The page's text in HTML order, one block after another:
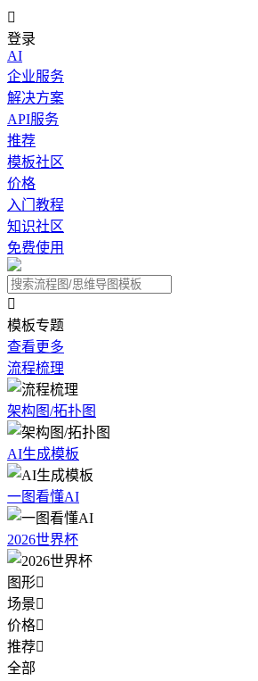

登录
AI
企业服务
解决方案
API服务
推荐
模板社区
价格
入门教程
知识社区
免费使用

模板专题
查看更多
流程梳理
架构图/拓扑图
AI生成模板
一图看懂AI
2026世界杯
图形
场景
价格
推荐
全部